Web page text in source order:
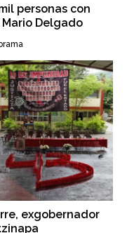
personas con
Delgado
exgobernador